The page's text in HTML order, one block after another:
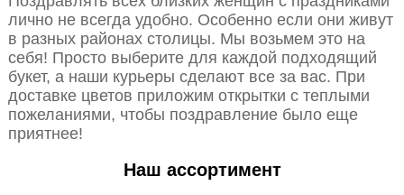
лично не всегда удобно. Особенно если они живут
в разных районах столицы. Мы возьмем это на
себя! Просто выберите для каждой подходящий
букет, а наши курьеры сделают все за вас. При
доставке цветов приложим открытки с теплыми
пожеланиями, чтобы поздравление было еще
приятнее!
Наш ассортимент